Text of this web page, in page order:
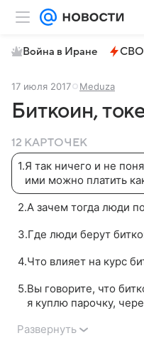
Война в Иране СВО
17 июля 2017 Meduza
Биткоин,
12 КАРТОЧЕК
1.Я так ничего и не
ими можно платить
2.А зачем тогда люди
3.Где люди берут
4.Что влияет на курс
5.Вы говорите, что
я куплю парочку,
Развернуть